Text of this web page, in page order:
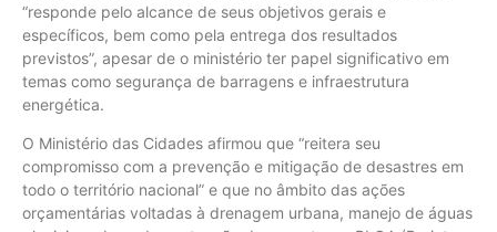
“responde pelo alcance de seus objetivos gerais e
específicos, bem como pela entrega dos resultados
previstos”, apesar de o ministério ter papel significativo em
temas como segurança de barragens e infraestrutura
energética.
O Ministério das Cidades afirmou que “reitera seu
compromisso com a prevenção e mitigação de desastres em
todo o território nacional” e que no âmbito das ações
orçamentárias voltadas à drenagem urbana, manejo de águas